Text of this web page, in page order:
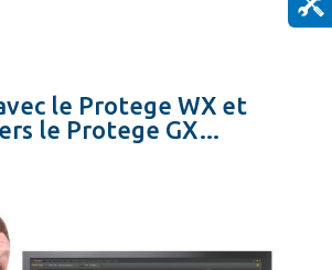
le Protege WX et
le Protege GX…